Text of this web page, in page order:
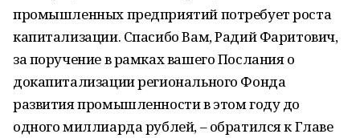
промышленных предприятий потребует роста
капитализации. Спасибо Вам, Радий Фаритович,
за поручение в рамках вашего Послания о
докапитализации регионального Фонда
развития промышленности в этом году до
одного миллиарда рублей, – обратился к Главе